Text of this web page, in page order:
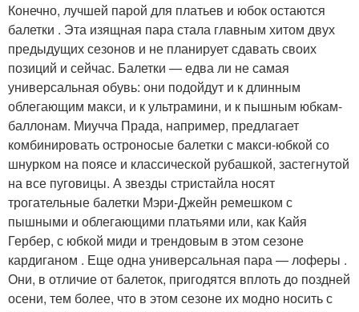
Конечно, лучшей парой для платьев и юбок остаются
балетки . Эта изящная пара стала главным хитом двух
предыдущих сезонов и не планирует сдавать своих
позиций и сейчас. Балетки — едва ли не самая
универсальная обувь: они подойдут и к длинным
облегающим макси, и к ультрамини, и к пышным юбкам-
баллонам. Миучча Прада, например, предлагает
комбинировать остроносые балетки с макси-юбкой со
шнурком на поясе и классической рубашкой, застегнутой
на все пуговицы. А звезды стристайла носят
трогательные балетки Мэри-Джейн ремешком с
пышными и облегающими платьями или, как Кайя
Гербер, с юбкой миди и трендовым в этом сезоне
кардиганом . Еще одна универсальная пара — лоферы .
Они, в отличие от балеток, пригодятся вплоть до поздней
осени, тем более, что в этом сезоне их модно носить с